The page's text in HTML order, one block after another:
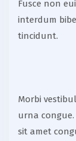
Fusce non
interdum
tincidunt.
Morbi
urna
sit amet